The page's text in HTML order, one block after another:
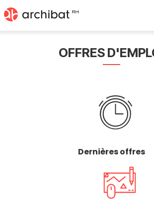
OFFRES
Dernières offres